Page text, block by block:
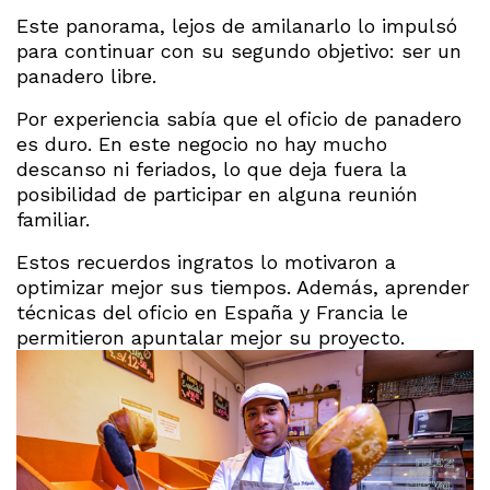
Este panorama, lejos de amilanarlo lo impulsó
para continuar con su segundo objetivo: ser un
panadero libre.
Por experiencia sabía que el oficio de panadero
es duro. En este negocio no hay mucho
descanso ni feriados, lo que deja fuera la
posibilidad de participar en alguna reunión
familiar.
Estos recuerdos ingratos lo motivaron a
optimizar mejor sus tiempos. Además, aprender
técnicas del oficio en España y Francia le
permitieron apuntalar mejor su proyecto.